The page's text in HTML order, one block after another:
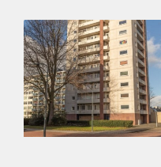
Huurtoeslag
Niet mogelijk
Inkomen eis
3,1 X Maandhuur Bruto
Huurtermijn
Onbepaalde termijn
Oplevering